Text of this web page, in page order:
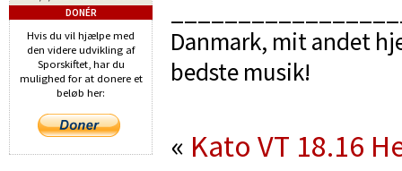
Danmark, mit andet
bedste musik!
« Kato VT 18.16
DONÉR
Hvis du vil hjælpe med
den videre udvikling af
Sporskiftet, har du
mulighed for at donere et
beløb her: